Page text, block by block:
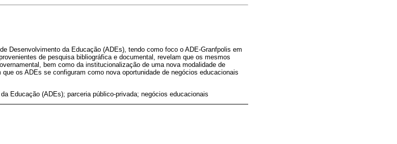
Desenvolvimento da Educação (ADEs), tendo como foco o ADE-Granfpolis em
de pesquisa bibliográfica e documental, revelam que os mesmos
bem como da institucionalização de uma nova modalidade de
os ADEs se configuram como nova oportunidade de negócios educacionais
Educação (ADEs); parceria público-privada; negócios educacionais